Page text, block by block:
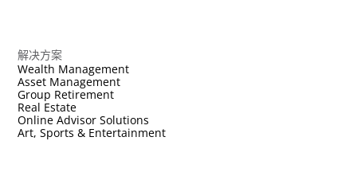
解决方案
Wealth Management
Asset Management
Group Retirement
Real Estate
Online Advisor Solutions
Art, Sports & Entertainment